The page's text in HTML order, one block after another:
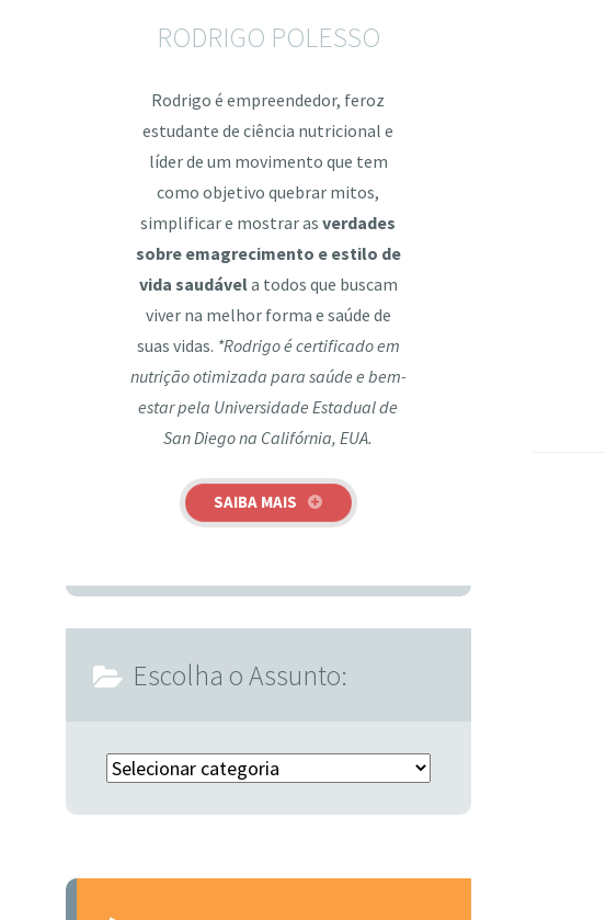
RODRIGO POLESSO
Rodrigo é empreendedor, feroz
estudante de ciência nutricional e
líder de um movimento que tem
como objetivo quebrar mitos,
simplificar e mostrar asverdades
sobre emagrecimento e estilo de
vida saudávela todos que buscam
viver na melhor forma e saúde de
suas vidas. *Rodrigo é certificado em
nutrição otimizada para saúde e bem-
estar pela Universidade Estadual de
San Diego na Califórnia, EUA.
SAIBA MAIS
Escolha o Assunto:
Escolha o Assunto: